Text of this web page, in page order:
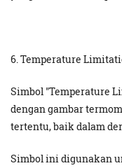
6. Temperature
Simbol "Temperature
dengan gambar
tertentu, baik dalam
Simbol ini digunakan